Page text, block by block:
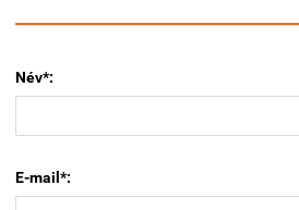
Név*:
E-mail*: